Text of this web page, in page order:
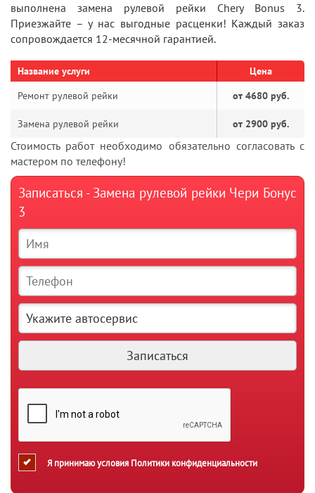
выполнена замена рулевой рейки Chery Bonus 3.
Приезжайте – у нас выгодные расценки! Каждый заказ
сопровождается 12-месячной гарантией.
Название услуги
Цена
Ремонт рулевой рейки
от 4680 руб.
Замена рулевой рейки от 2900 руб.
Стоимость работ необходимо обязательно согласовать с
мастером по телефону!
Записаться - Замена рулевой рейки Чери Бонус
3
Я принимаю условия Политики конфиденциальности